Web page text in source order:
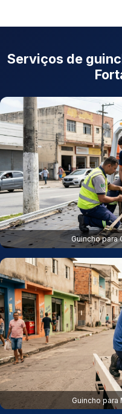
Serviços de
Guincho para
Guincho para